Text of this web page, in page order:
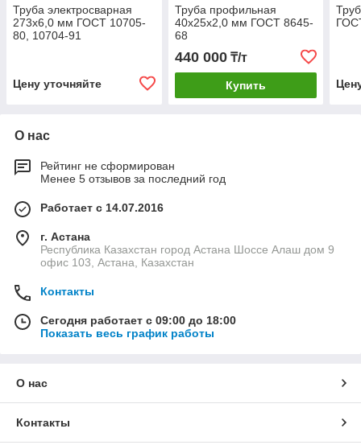
Труба электросварная
273х6,0 мм ГОСТ 10705-
80, 10704-91
Цену уточняйте
Труба профильная
40х25х2,0 мм ГОСТ 8645-
68
440 000₸/т
Купить
О нас
Рейтинг не сформирован
Менее 5 отзывов за последний год
Работает с 14.07.2016
г. Астана
Республика Казахстан город Астана Шоссе Алаш дом 9
офис 103, Астана, Казахстан
Контакты
Сегодня работает с 09:00 до 18:00
Показать весь график работы
О нас
Контакты